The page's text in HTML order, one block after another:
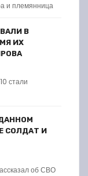
и племянница
В
ИХ
стали
СОЛДАТ И
об СВО